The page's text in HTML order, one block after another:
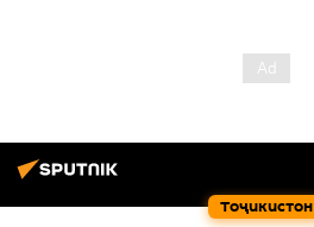
Тоҷикистон